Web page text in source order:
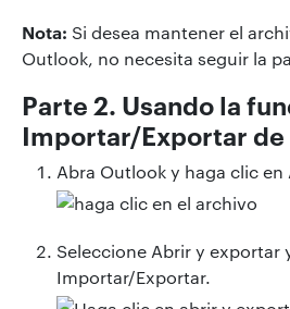
Nota: Si desea mantener el
Outlook, no necesita seguir la
Parte 2. Usando la
Importar/Exportar
Abra Outlook y haga clic en
Seleccione Abrir y exportar
Importar/Exportar.